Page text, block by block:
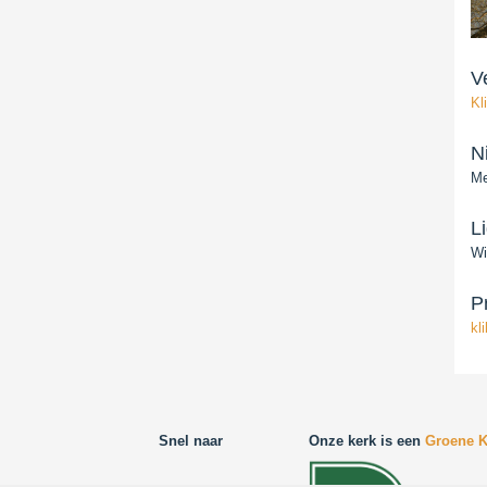
Snel naar Onze kerk is een Groene